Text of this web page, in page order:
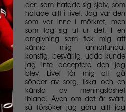
den som hatade sig själv, som
hatade allt i livet. Jag var den
som var inne i mörkret, men
som tog sig ut ur det. I en
omgivning som fick mig att
känna mig annorlunda,
konstig, besvärlig, udda kunde
jag inte acceptera den jag
blev. Livet får mig att gå
sönder av sorg, ilska och en
känsla av meningslöshet
ibland. Även om det är svårt,
så försöker jag göra allt jag